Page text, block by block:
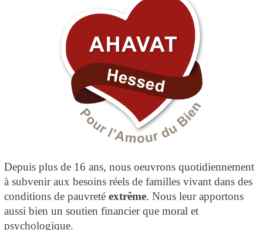
Depuis plus de 16 ans, nous oeuvrons quotidiennement
à subvenir aux besoins réels de familles vivant dans des
conditions de pauvreté extrême. Nous leur apportons
aussi bien un soutien financier que moral et
psychologique.